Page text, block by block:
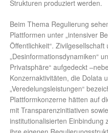
Strukturen produziert werden.
Beim Thema Regulierung
Plattformen unter „intensiver
Öffentlichkeit“.
„Desinformationsdynamiken“
Privatsphäre“ aufgedeckt
Konzernaktivitäten, die Dolata
„Veredelungsleistungen“
Plattformkonzerne hätten auf
mit Transparenzinitiativen
institutionalisierten Einbindung